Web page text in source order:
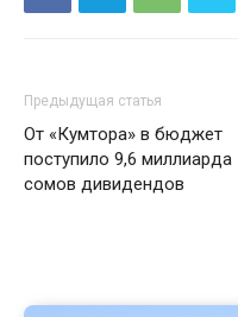
Предыдущая статья
От «Кумтора» в бюджет
поступило 9,6 миллиарда
сомов дивидендов